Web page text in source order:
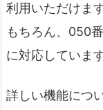
利用いただけま
もちろん、050
に対応しています
詳しい機能につ